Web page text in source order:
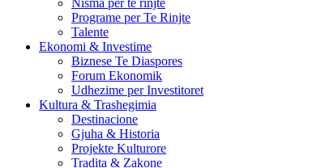
Nisma per te rinjte
Programe per Te Rinjte
Talente
Ekonomi & Investime
Biznese Te Diaspores
Forum Ekonomik
Udhezime per Investitoret
Kultura & Trashegimia
Destinacione
Gjuha & Historia
Projekte Kulturore
Tradita & Zakone